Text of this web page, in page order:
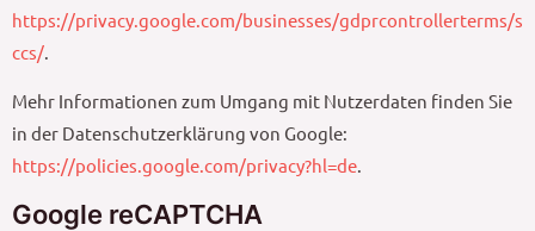
https://privacy.google.com/businesses/gdprcontrollerterms/s
ccs/
Mehr Informationen zum Umgang mit Nutzerdaten finden Sie
in der Datenschutzerklärung von Google:
https://policies.google.com/privacy?hl=de.
Google reCAPTCHA